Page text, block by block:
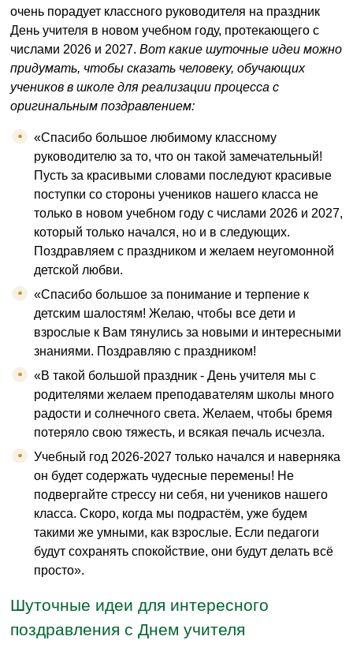
очень порадует классного руководителя на праздник
День учителя в новом учебном году, протекающего с
числами 2026 и 2027. Вот какие шуточные идеи можно
придумать, чтобы сказать человеку, обучающих
учеников в школе для реализации процесса с
оригинальным поздравлением:
«Спасибо большое любимому классному
руководителю за то, что он такой замечательный!
Пусть за красивыми словами последуют красивые
поступки со стороны учеников нашего класса не
только в новом учебном году с числами 2026 и 2027,
который только начался, но и в следующих.
Поздравляем с праздником и желаем неугомонной
детской любви.
«Спасибо большое за понимание и терпение к
детским шалостям! Желаю, чтобы все дети и
взрослые к Вам тянулись за новыми и интересными
знаниями. Поздравляю с праздником!
«В такой большой праздник - День учителя мы с
родителями желаем преподавателям школы много
радости и солнечного света. Желаем, чтобы бремя
потеряло свою тяжесть, и всякая печаль исчезла.
Учебный год 2026-2027 только начался и наверняка
он будет содержать чудесные перемены! Не
подвергайте стрессу ни себя, ни учеников нашего
класса. Скоро, когда мы подрастём, уже будем
такими же умными, как взрослые. Если педагоги
будут сохранять спокойствие, они будут делать всё
просто».
Шуточные идеи для интересного
поздравления с Днем учителя